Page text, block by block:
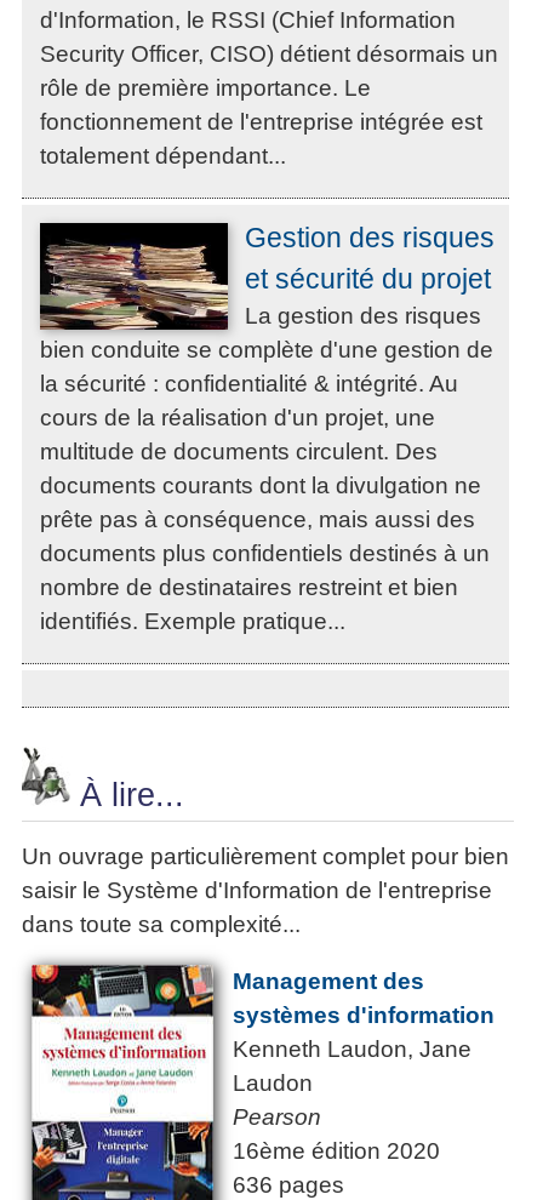
d'Information, le RSSI (Chief Information
Security Officer, CISO) détient désormais un
rôle de première importance. Le
fonctionnement de l'entreprise intégrée est
totalement dépendant...
Gestion des risques
et sécurité du projet
La gestion des risques
bien conduite se complète d'une gestion de
la sécurité : confidentialité & intégrité. Au
cours de la réalisation d'un projet, une
multitude de documents circulent. Des
documents courants dont la divulgation ne
prête pas à conséquence, mais aussi des
documents plus confidentiels destinés à un
nombre de destinataires restreint et bien
identifiés. Exemple pratique...
À lire...
Un ouvrage particulièrement complet pour bien
saisir le Système d'Information de l'entreprise
dans toute sa complexité...
Management des
systèmes d'information
Kenneth Laudon, Jane
Laudon
Pearson
16ème édition 2020
636 pages